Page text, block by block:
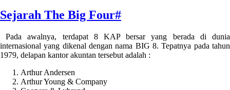
Sejarah The Big Four#
Pada awalnya, terdapat 8 KAP bersar yang berada di dunia
internasional yang dikenal dengan nama BIG 8. Tepatnya pada tahun
1979, delapan kantor akuntan tersebut adalah :
Arthur Andersen
Arthur Young & Company